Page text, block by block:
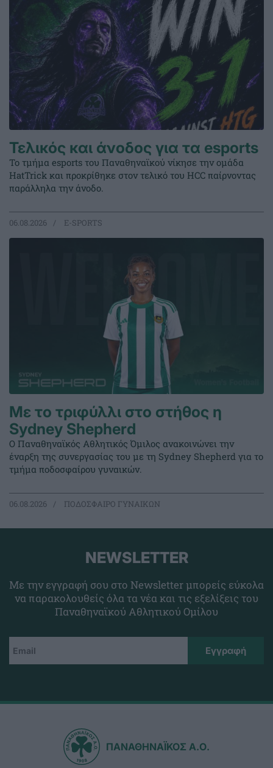
Τελικός και άνοδος για τα esports
Το τμήμα esports του Παναθηναϊκού νίκησε την ομάδα
HatTrick και προκρίθηκε στον τελικό του HCC παίρνοντας
παράλληλα την άνοδο.
06.08.2026 E-SPORTS
Με το τριφύλλι στο στήθος η
Sydney Shepherd
Ο Παναθηναϊκός Αθλητικός Όμιλος ανακοινώνει την
έναρξη της συνεργασίας του με τη Sydney Shepherd για το
τμήμα ποδοσφαίρου γυναικών.
06.08.2026 ΠΟΔΟΣΦΑΙΡΟ ΓΥΝΑΙΚΩΝ
NEWSLETTER
Με την εγγραφή σου στο Newsletter μπορείς εύκολα
να παρακολουθείς όλα τα νέα και τις εξελίξεις του
Παναθηναϊκού Αθλητικού Ομίλου
ΠΑΝΑΘΗΝΑΪΚΟΣ Α.Ο.